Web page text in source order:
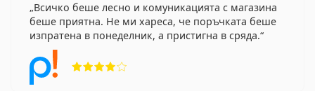
Всичко беше лесно и комуникацията с магазина
беше приятна. Не ми хареса, че поръчката беше
изпратена в понеделник, а пристигна в сряда.